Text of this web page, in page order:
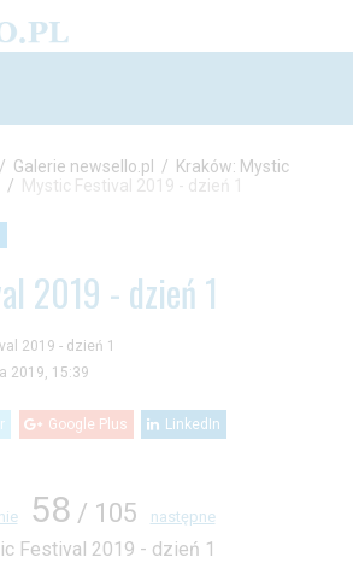
/ Galerie newsello.pl / Kraków: Mystic
/ Mystic Festival 2019 - dzień 1
2019 - dzień 1
2019 - dzień 1
2019, 15:39
Google Plus LinkedIn
58 / 105 następne